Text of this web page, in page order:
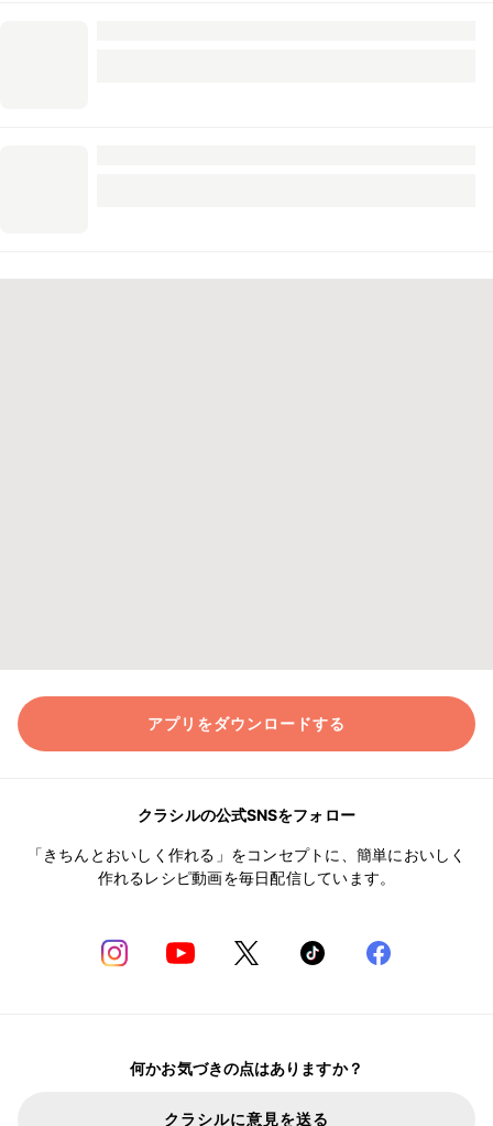
アプリをダウンロードする
クラシルの公式SNSをフォロー
「きちんとおいしく作れる」をコンセプトに、簡単においしく
作れるレシピ動画を毎日配信しています。
何かお気づきの点はありますか？
クラシルに意見を送る